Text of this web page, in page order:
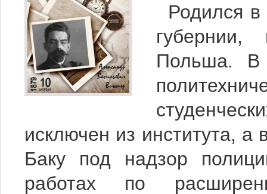
Родился в
губернии,
Польша. В
исключен из института,
Баку под надзор
работах по